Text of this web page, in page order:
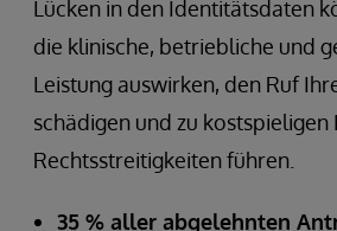
Lücken in den Identitätsdaten
die klinische, betriebliche und
Leistung auswirken, den Ruf
schädigen und zu
Rechtsstreitigkeiten führen.
35 % aller abgelehnten